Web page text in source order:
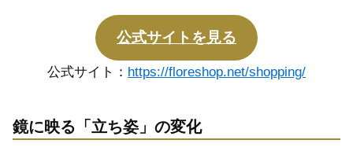
公式サイトを見る
公式サイト： https://floreshop.net/shopping/
鏡に映る「立ち姿」の変化